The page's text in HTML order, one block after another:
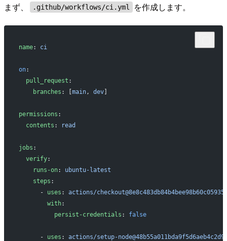
まず、 .github/workflows/ci.yml を作成します。
name: ci
on:
  pull_request
:
    branches
: [main, dev]
permissions :
  contents
: read
jobs :
  verify
:
    runs-on
: ubuntu-latest
    steps
:
      -
uses : actions/
        with
:
          persist-credentials
: false
      -
uses : actions/setup-